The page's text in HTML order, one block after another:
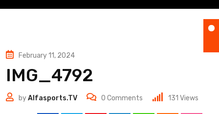
February 11, 2024
IMG_4792
byAlfasports.TV 0 Comments 131 Views